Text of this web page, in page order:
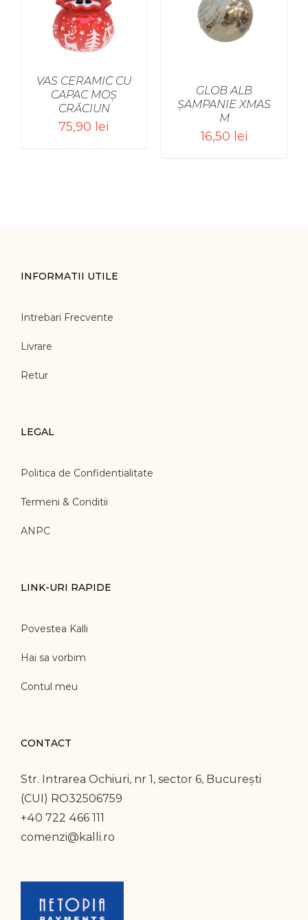
VAS CERAMIC CU
CAPAC MOȘ
CRĂCIUN
75,90 lei
GLOB ALB
ȘAMPANIE XMAS
M
16,50 lei
INFORMATII UTILE
Intrebari Frecvente
Livrare
Retur
LEGAL
Politica de Confidentialitate
Termeni & Conditii
ANPC
LINK-URI RAPIDE
Povestea Kalli
Hai sa vorbim
Contul meu
CONTACT
Str. Intrarea Ochiuri, nr 1, sector 6, București
(CUI) RO32506759
+40 722 466 111
comenzi@kalli.ro